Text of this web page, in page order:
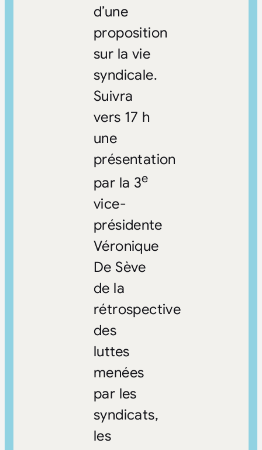
d’une
proposition
sur la vie
syndicale.
Suivra
vers 17 h
une
présentation
par la 3e
vice-
présidente
Véronique
De Sève
de la
rétrospective
des
luttes
menées
par les
syndicats,
les